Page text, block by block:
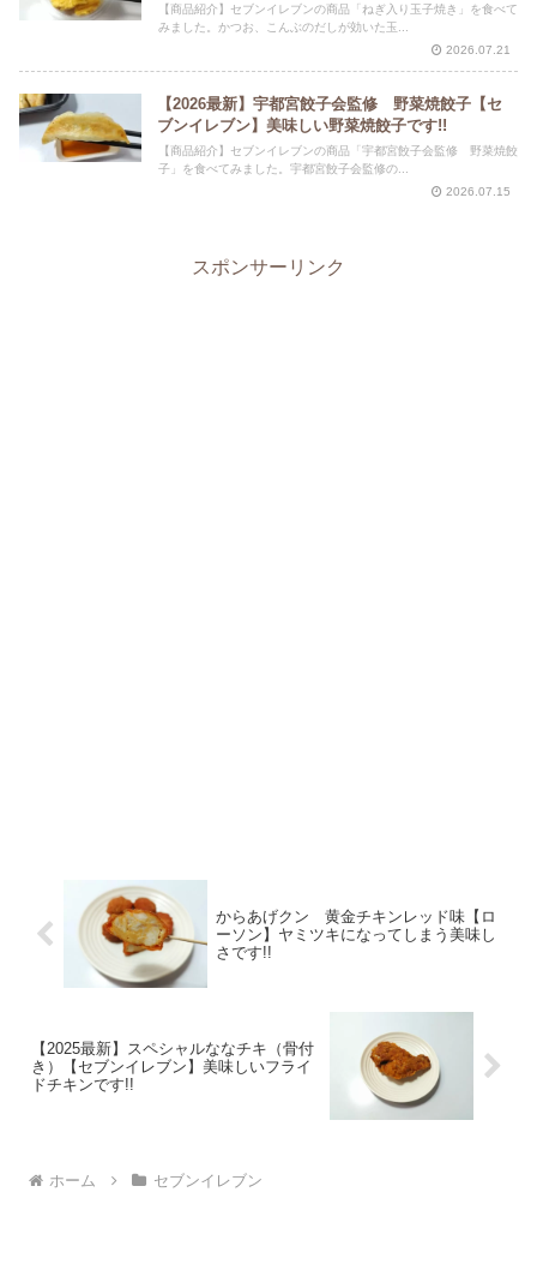
【商品紹介】セブンイレブンの商品「ねぎ入り玉子焼き」を食べて
みました。かつお、こんぶのだしが効いた玉...
2026.07.21
【2026最新】宇都宮餃子会監修 野菜焼餃子【セ
ブンイレブン】美味しい野菜焼餃子です!!
【商品紹介】セブンイレブンの商品「宇都宮餃子会監修 野菜焼餃
子」を食べてみました。宇都宮餃子会監修の...
2026.07.15
スポンサーリンク
からあげクン 黄金チキンレッド味【ロ
ーソン】ヤミツキになってしまう美味し
さです!!
【2025最新】スペシャルななチキ（骨付
き）【セブンイレブン】美味しいフライ
ドチキンです!!
ホーム セブンイレブン